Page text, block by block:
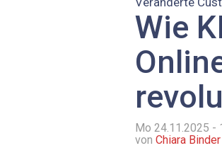
Wie
Mo 24.11.2025 -
von Chiara Binder